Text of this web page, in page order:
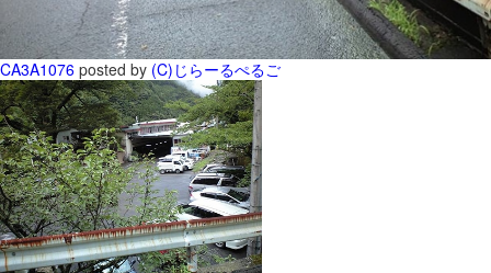
CA3A1076 posted by (C)じらーるぺるご